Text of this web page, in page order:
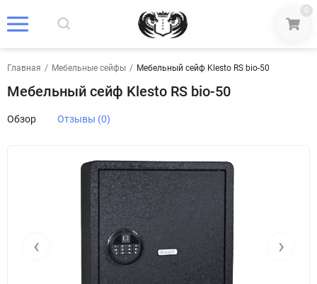
0
Главная / Мебельные сейфы / Мебельный сейф Klesto RS bio-50
Мебельный сейф Klesto RS bio-50
Обзор Отзывы (0)
‹ ›